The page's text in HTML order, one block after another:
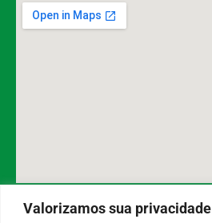
Valorizamos sua privacidade
DESENVOLVIDO POR CR2